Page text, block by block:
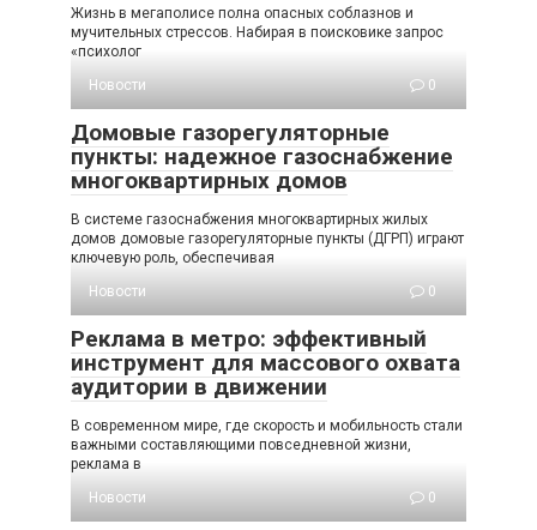
Жизнь в мегаполисе полна опасных соблазнов и
мучительных стрессов. Набирая в поисковике запрос
«психолог
Новости
0
Домовые газорегуляторные
пункты: надежное газоснабжение
многоквартирных домов
В системе газоснабжения многоквартирных жилых
домов домовые газорегуляторные пункты (ДГРП) играют
ключевую роль, обеспечивая
Новости
0
Реклама в метро: эффективный
инструмент для массового охвата
аудитории в движении
В современном мире, где скорость и мобильность стали
важными составляющими повседневной жизни,
реклама в
Новости
0